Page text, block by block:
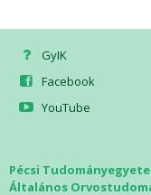
GyIK
Facebook
YouTube
Pécsi
Általános